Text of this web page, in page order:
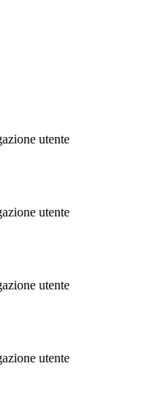
utente
utente
utente
utente